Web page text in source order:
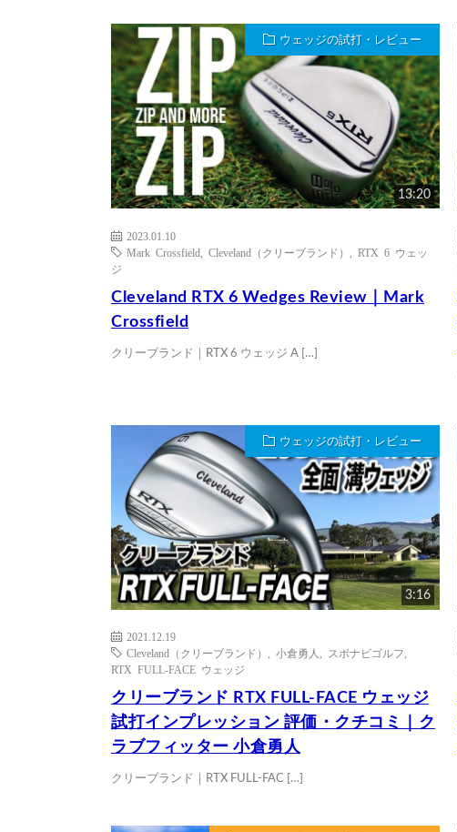
ウェッジの試打・レビュー
13:20
2023.01.10
Mark Crossfield
Cleveland（クリーブランド）
RTX 6 ウェッ
ジ
Cleveland RTX 6 Wedges Review｜Mark
Crossfield
クリーブランド｜RTX 6 ウェッジ A […]
ウェッジの試打・レビュー
3:16
2021.12.19
Cleveland（クリーブランド）
小倉勇人 スポナビゴルフ
RTX FULL-FACE ウェッジ
クリーブランド RTX FULL-FACE ウェッジ
試打インプレッション 評価・クチコミ｜ク
ラブフィッター 小倉勇人
クリーブランド｜RTX FULL-FAC […]